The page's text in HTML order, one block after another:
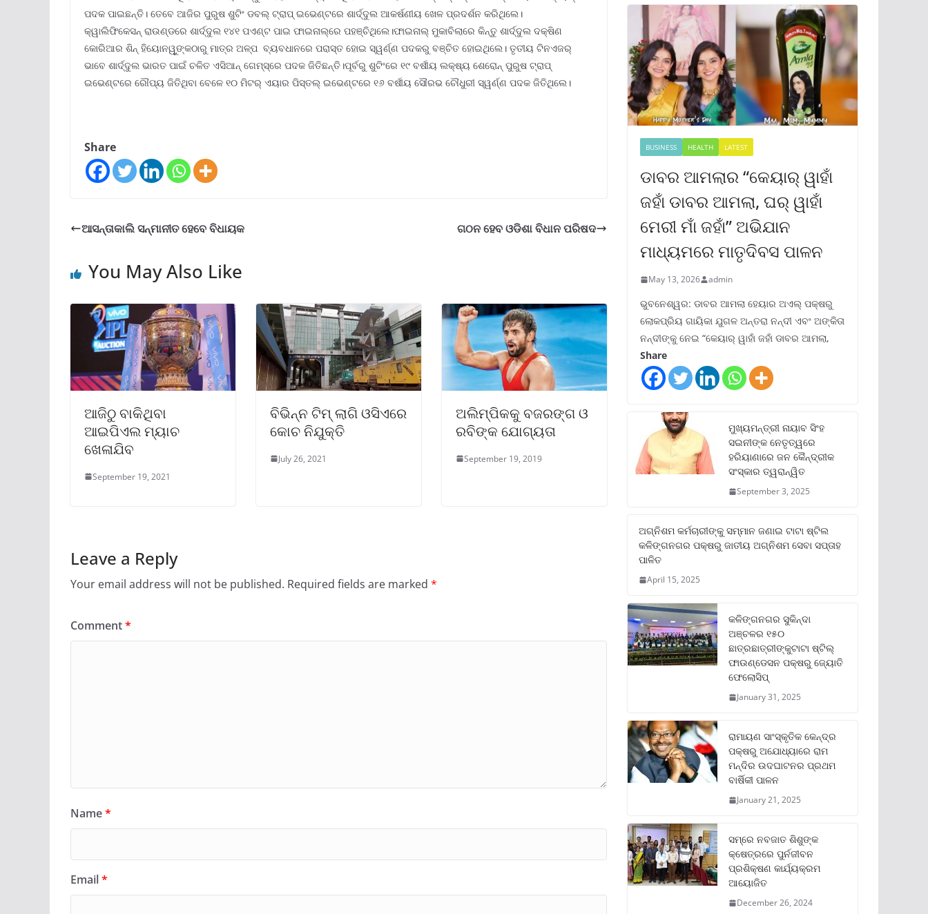
ପଦକ ପାଇଛନ୍ତି। ତେବେ ଆଜିର ପୁରୁଷ ଶୁଟିଂ ଡବଲ୍‌ ଟ୍ରାପ୍‌ ଇଭେଣ୍ଟରେ ଶାର୍ଦ୍ଦୁଲ ଆକର୍ଷଣୀୟ ଖେଳ ପ୍ରଦର୍ଶନ କରିଥିଲେ।
କ୍ୱାଲିଫିକେସନ୍‌ ରାଉଣ୍ଡରେ ଶାର୍ଦ୍ଦୁଲ ୧୪୧ ପଏଣ୍ଟ ପାଇ ଫାଇନାଲ୍‌ରେ ପହଞ୍ଚିଥିଲେ।ଫାଇନାଲ୍‌ ମୁକାବିଲାରେ କିନ୍ତୁ ଶାର୍ଦ୍ଦୁଲ ଦକ୍ଷିଣ
କୋରିଆର ଶିନ୍‌ ହିୟୋନୱୁଙ୍କଠାରୁ ମାତ୍ର ଅଳ୍ପ ବ୍ୟବଧାନରେ ପରାସ୍ତ ହୋଇ ସ୍ୱର୍ଣ୍ଣ ପଦକରୁ ବଞ୍ଚିତ ହୋଇଥିଲେ। ତୃତୀୟ ଟିନଏଜର୍
ଭାବେ ଶାର୍ଦ୍ଦୁଲ ଭାରତ ପାଇଁ ଚଳିତ ଏସିଆନ୍‌ ଗେମ୍ସ୍‌ରେ ପଦକ ଜିତିଛନ୍ତି।ପୂର୍ବରୁ ଶୁଟିଂରେ ୧୯ ବର୍ଷୀୟ ଲକ୍ଷ୍ୟ ଶେରୋନ୍‌ ପୁରୁଷ ଟ୍ରାପ୍‌
ଇଭେଣ୍ଟରେ ରୌପ୍ୟ ଜିତିଥିବା ବେଳେ ୧୦ ମିଟର୍‌ ଏୟାର ପିସ୍ତଲ୍‌ ଇଭେଣ୍ଟରେ ୧୬ ବର୍ଷୀୟ ସୌରଭ ଚୌଧୁରୀ ସ୍ୱର୍ଣ୍ଣ ପଦକ ଜିତିଥିଲେ।
Share
ଆସନ୍ତାକାଲି ସନ୍ମାନୀତ ହେବେ ବିଧାୟକ ଗଠନ ହେବ ଓଡିଶା ବିଧାନ ପରିଷଦ
You May Also Like
ଆଜିଠୁ ବାକିଥିବା
ଆଇପିଏଲ ମ୍ୟାଚ
ଖେଳାଯିବ
September 19, 2021
ବିଭିନ୍ନ ଟିମ୍ ଲାଗି ଓସିଏରେ
କୋଚ ନିଯୁକ୍ତି
July 26, 2021
ଅଲିମ୍ପିକକୁ ବଜରଙ୍ଗ ଓ
ରବିଙ୍କ ଯୋଗ୍ୟତା
September 19, 2019
Leave a Reply
Your email address will not be published. Required fields are marked *
Comment*
Name*
Email*
BUSINESS HEALTH LATEST
ଡାବର ଆମଲାର “କେୟାର୍ ୱାହାଁ
ଜହାଁ ଡାବର ଆମଲା, ଘର୍ ୱାହାଁ
ମେରୀ ମାଁ ଜହାଁ” ଅଭିଯାନ
ମାଧ୍ୟମରେ ମାତୃଦିବସ ପାଳନ
May 13, 2026 admin
ଭୁବନେଶ୍ୱର: ଡାବର ଆମଲା ହେୟାର ଅଏଲ୍ ପକ୍ଷରୁ
ଲୋକପ୍ରିୟ ଗାୟିକା ଯୁଗଳ ଅନ୍ତରା ନନ୍ଦୀ ଏବଂ ଅଙ୍କିତା
ନନ୍ଦୀଙ୍କୁ ନେଇ “କେୟାର୍ ୱାହାଁ ଜହାଁ ଡାବର ଆମଲା,
Share
ମୁଖ୍ୟମନ୍ତ୍ରୀ ନାୟାବ ସିଂହ
ସଇନୀଙ୍କ ନେତୃତ୍ୱରେ
ହରିୟାଣାରେ ଜନ କୈନ୍ଦ୍ରୀକ
ସଂସ୍କାର ତ୍ୱରାନ୍ୱିତ
September 3, 2025
ଅଗ୍ନିଶମ କର୍ମଚାରୀଙ୍କୁ ସମ୍ମାନ ଜଣାଇ ଟାଟା ଷ୍ଟିଲ
କଳିଙ୍ଗନଗର ପକ୍ଷରୁ ଜାତୀୟ ଅଗ୍ନିଶମ ସେବା ସପ୍ତାହ
ପାଳିତ
April 15, 2025
କଳିଙ୍ଗନଗର ସୁକିନ୍ଦା
ଅଞ୍ଚଳର ୧୫୦
ଛାତ୍ରଛାତ୍ରୀଙ୍କୁଟାଟା ଷ୍ଟିଲ୍
ଫାଉଣ୍ଡେସନ ପକ୍ଷରୁ ଜ୍ୟୋତି
ଫେଲୋସିପ୍‌
January 31, 2025
ରାମାୟଣ ସାଂସ୍କୃତିକ କେନ୍ଦ୍ର
ପକ୍ଷରୁ ଅଯୋଧ୍ୟାରେ ରାମ
ମନ୍ଦିର ଉଦଘାଟନର ପ୍ରଥମ
ବାର୍ଷିକୀ ପାଳନ
January 21, 2025
ସମ୍‌ରେ ନବଜାତ ଶିଶୁଙ୍କ
କ୍ଷେତ୍ରରେ ପୁର୍ନଜୀବନ
ପ୍ରଶିକ୍ଷଣ କାର୍ଯ୍ୟକ୍ରମ
ଆୟୋଜିତ
December 26, 2024